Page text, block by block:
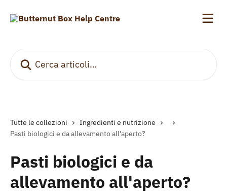
Tutte le collezioni
Ingredienti e nutrizione
Pasti biologici e da allevamento all'aperto?
Pasti biologici e da
allevamento all'aperto?